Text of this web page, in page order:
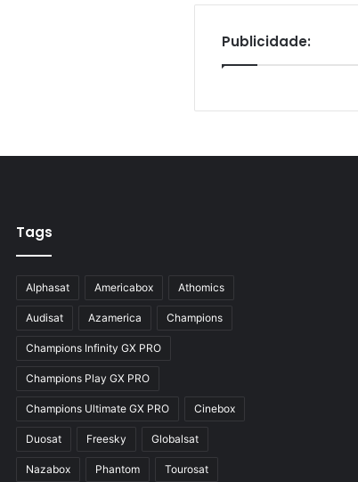
Publicidade:
Tags
Alphasat Americabox Athomics
Audisat Azamerica Champions
Champions Infinity GX PRO
Champions Play GX PRO
Champions Ultimate GX PRO Cinebox
Duosat Freesky Globalsat
Nazabox Phantom Tourosat